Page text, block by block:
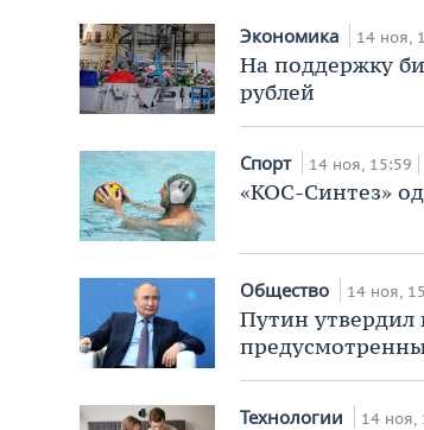
Экономика 14 ноя,
На поддержку
рублей
Спорт 14 ноя, 15:59
«КОС-Синтез»
Общество 14 ноя,
Путин утвердил
Технологии 14 ноя,